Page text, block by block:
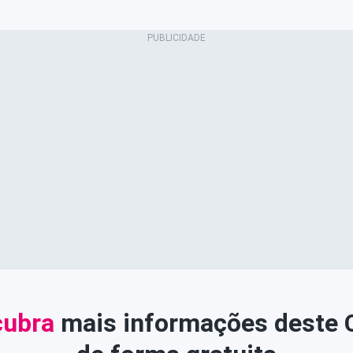
mais informações deste